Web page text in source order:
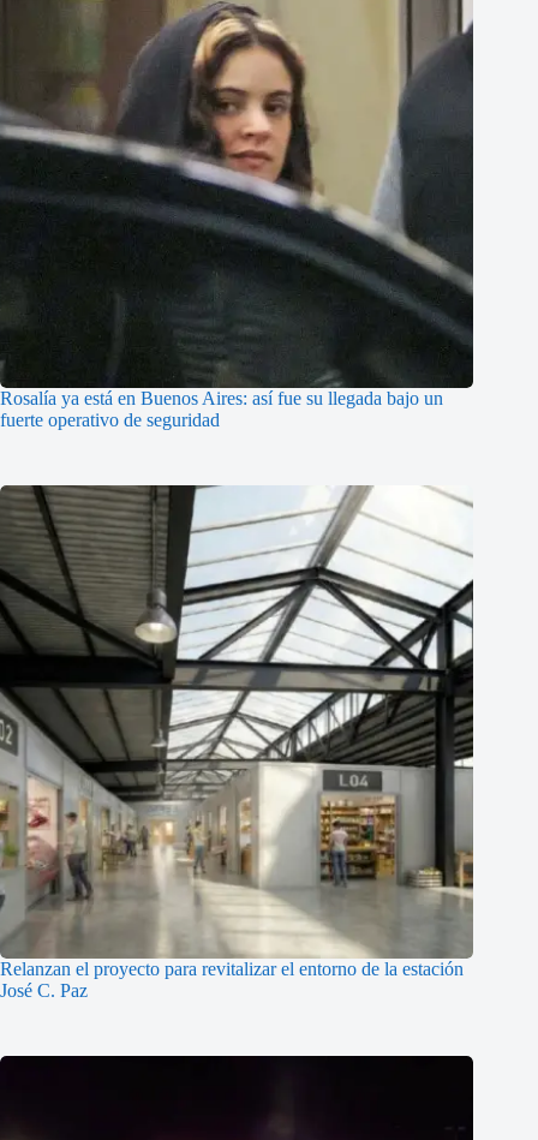
Rosalía ya está en Buenos Aires: así fue su llegada bajo un
fuerte operativo de seguridad
Relanzan el proyecto para revitalizar el entorno de la estación
José C. Paz